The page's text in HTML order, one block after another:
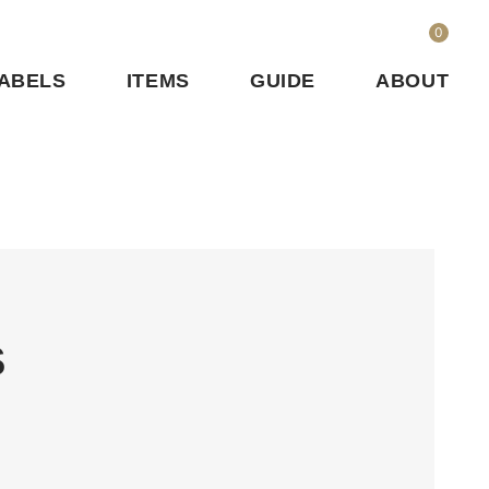
0
ITEMS GUIDE ABOUT